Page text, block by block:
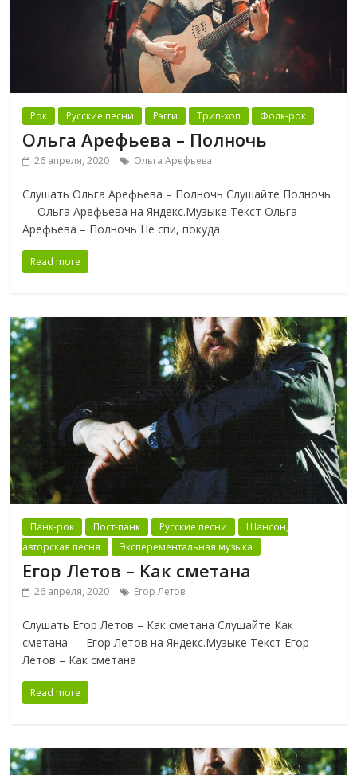
Рок Русские песни Рэгги Трип-хоп Фолк-рок
Ольга Арефьева – Полночь
26 апреля, 2020 Ольга Арефьева
Слушать Ольга Арефьева – Полночь Слушайте Полночь
— Ольга Арефьева на Яндекс.Музыке Текст Ольга
Арефьева – Полночь Не спи, покуда
Read more
Панк-рок Пост-панк Русские песни
Шансон,
авторская песня
Эксперементальная музыка
Егор Летов – Как сметана
26 апреля, 2020 Егор Летов
Слушать Егор Летов – Как сметана Слушайте Как
сметана — Егор Летов на Яндекс.Музыке Текст Егор
Летов – Как сметана
Read more